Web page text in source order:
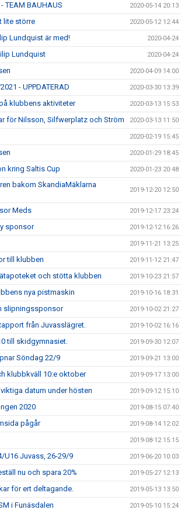
- TEAM BAUHAUS 2020-05-14 20:13
lite större 2020-05-12 12:44
Lundquist är med! 2020-04-24
Lundquist 2020-04-24
2020-04-09 14:00
- UPPDATERAD 2020-03-30 13:39
klubbens aktiviteter 2020-03-13 15:53
för Nilsson, Silfwerplatz och Ström 2020-03-13 11:50
2020-02-19 15:45
2020-01-29 18:45
kring Saltis Cup 2020-01-23 20:48
bakom SkandiaMäklarna
2019-12-20 12:50
Meds 2019-12-17 23:24
sponsor 2019-12-12 16:26
2019-11-21 13:25
till klubben 2019-11-12 21:47
och stötta klubben 2019-10-23 21:57
nya pistmaskin 2019-10-16 18:31
slipningssponsor 2019-10-02 21:27
från Juvasslägret. 2019-10-02 16:16
till skidgymnasiet. 2019-09-30 12:07
Söndag 22/9 2019-09-21 13:00
klubbkväll 10:e oktober 2019-09-17 13:00
datum under hösten 2019-09-12 15:10
2020 2019-08-15 07:40
pågår 2019-08-14 12:02
2019-08-12 15:15
U16 Juvass, 26-29/9 2019-06-20 10:03
nu och spara 20% 2019-05-27 12:13
för ert deltagande. 2019-05-13 13:50
i Funäsdalen 2019-05-10 15:24